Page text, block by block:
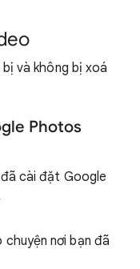
và không bị xoá
Photos
cài đặt Google
nơi bạn đã